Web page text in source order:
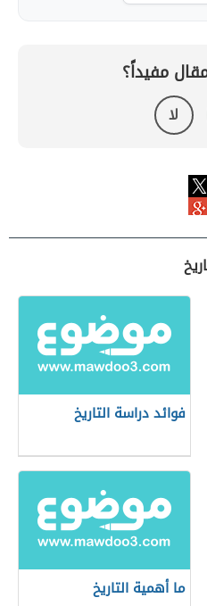
مفيداً؟
لا
فوائد دراسة التاريخ
ما أهمية التاريخ